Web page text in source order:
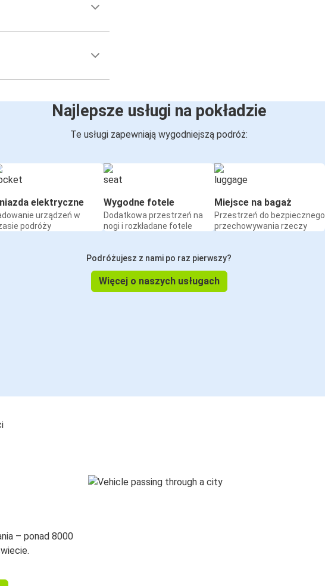
Najlepsze usługi na pokładzie
Te usługi zapewniają wygodniejszą podróż:
elektryczne
urządzeń w
podróży
Wygodne fotele
Dodatkowa przestrzeń na
nogi i rozkładane fotele
Miejsce na bagaż
Przestrzeń do bezpiecznego
przechowywania rzeczy
Podróżujesz z nami po raz pierwszy?
Więcej o naszych usługach
– ponad 8000